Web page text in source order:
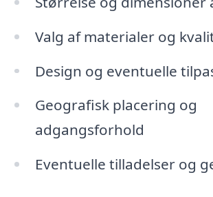
Valg af materialer og
Design og eventuelle
Geografisk placering og
adgangsforhold
Eventuelle tilladelser og